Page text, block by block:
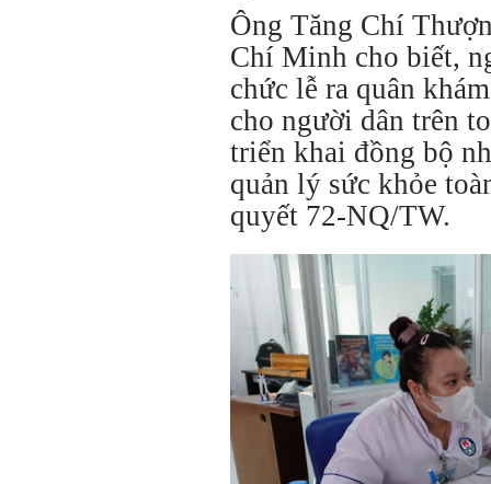
Ông Tăng Chí
Chí Minh cho biết,
chức lễ ra quân
cho người dân trên
triển khai đồng bộ
quản lý sức khỏe
quyết 72-NQ/TW.